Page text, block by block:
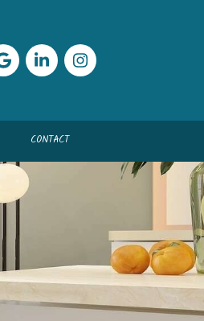
CONTACT